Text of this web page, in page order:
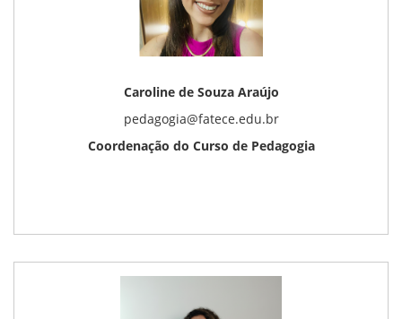
Caroline de Souza Araújo
pedagogia@fatece.edu.br
Coordenação do Curso de Pedagogia